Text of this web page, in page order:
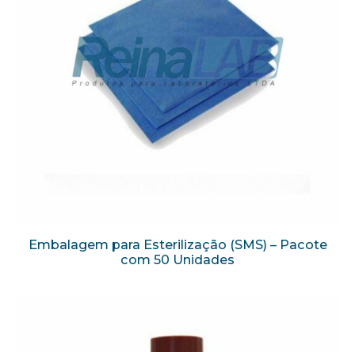
Embalagem para Esterilização (SMS) – Pacote
com 50 Unidades